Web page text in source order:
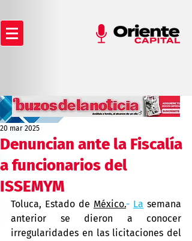
Denuncian ante la Fiscalía
a funcionarios del
ISSEMYM
20 mar 2025
Toluca, Estado de México.- La semana
anterior se dieron a conocer
irregularidades en las licitaciones del